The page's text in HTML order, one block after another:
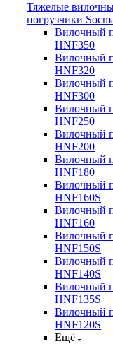
Тяжелые
погрузчики
Вилочный
HNF350
Вилочный
HNF320
Вилочный
HNF300
Вилочный
HNF250
Вилочный
HNF200
Вилочный
HNF180
Вилочный
HNF160S
Вилочный
HNF160
Вилочный
HNF150S
Вилочный
HNF140S
Вилочный
HNF135S
Вилочный
HNF120S
Ещё